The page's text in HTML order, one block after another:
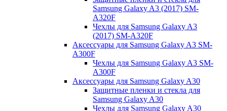
Samsung Galaxy A3 (2017) SM-
A320F
Чехлы для Samsung Galaxy A3
(2017) SM-A320F
Аксессуары для Samsung Galaxy A3 SM-
A300F
Чехлы для Samsung Galaxy A3 SM-
A300F
Аксессуары для Samsung Galaxy A30
Защитные пленки и стекла для
Samsung Galaxy A30
Чехлы для Samsung Galaxy A30